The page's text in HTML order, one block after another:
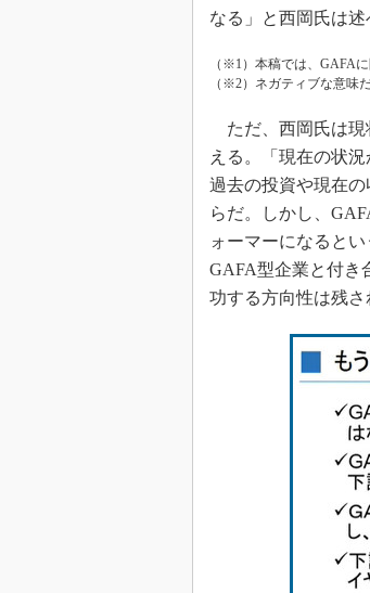
なる」と西岡氏は述
（※1）本稿では、GAFA
（※2）ネガティブな意味
ただ、西岡氏は現
える。「現在の状
過去の投資や現在
らだ。しかし、
ォーマーになると
GAFA型企業と付き
功する方向性は残さ